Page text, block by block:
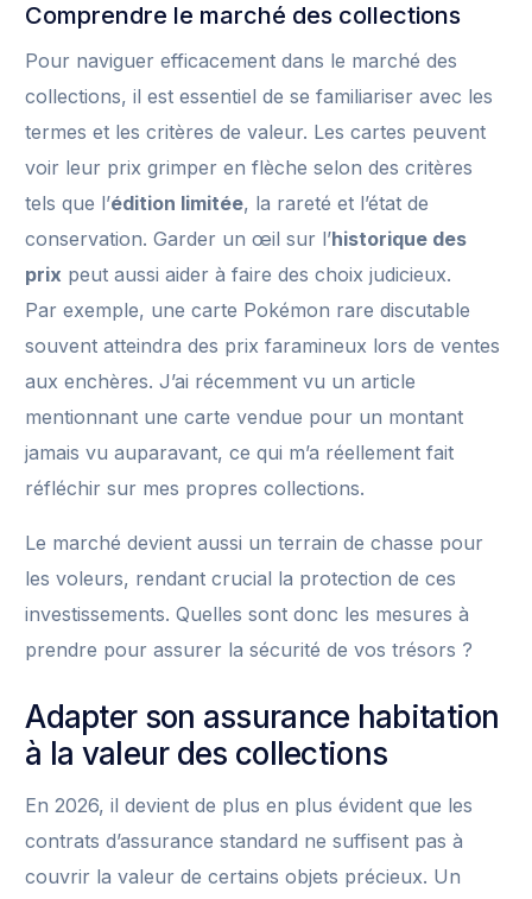
Comprendre le marché des collections
Pour naviguer efficacement dans le marché des
collections, il est essentiel de se familiariser avec les
termes et les critères de valeur. Les cartes peuvent
voir leur prix grimper en flèche selon des critères
tels que l’édition limitée, la rareté et l’état de
conservation. Garder un œil sur l’historique des
prix peut aussi aider à faire des choix judicieux.
Par exemple, une carte Pokémon rare discutable
souvent atteindra des prix faramineux lors de ventes
aux enchères. J’ai récemment vu un article
mentionnant une carte vendue pour un montant
jamais vu auparavant, ce qui m’a réellement fait
réfléchir sur mes propres collections.
Le marché devient aussi un terrain de chasse pour
les voleurs, rendant crucial la protection de ces
investissements. Quelles sont donc les mesures à
prendre pour assurer la sécurité de vos trésors ?
Adapter son assurance habitation
à la valeur des collections
En 2026, il devient de plus en plus évident que les
contrats d’assurance standard ne suffisent pas à
couvrir la valeur de certains objets précieux. Un